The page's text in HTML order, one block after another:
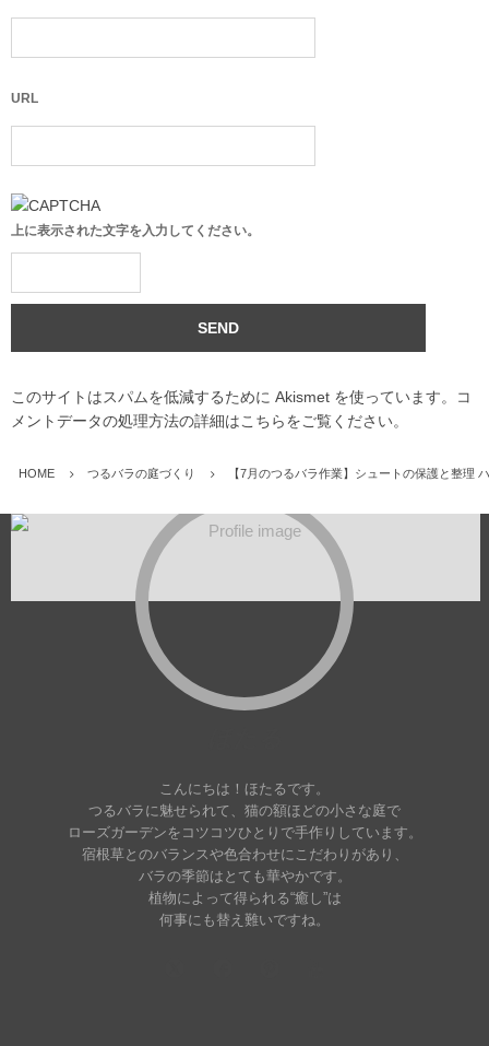
URL
上に表示された文字を入力してください。
このサイトはスパムを低減するために Akismet を使っています。
コ
メントデータの処理方法の詳細はこちらをご覧ください。
HOME つるバラの庭づくり 【7月のつるバラ作業】シュートの保護と整理
こんにちは！ほたるです。
つるバラに魅せられて、猫の額ほどの小さな庭で
ローズガーデンをコツコツひとりで手作りしています。
宿根草とのバランスや色合わせにこだわりがあり、
バラの季節はとても華やかです。
植物によって得られる“癒し”は
何事にも替え難いですね。